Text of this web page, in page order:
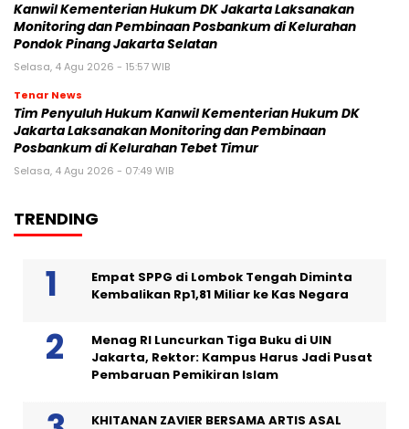
Kanwil Kementerian Hukum DK Jakarta Laksanakan
Monitoring dan Pembinaan Posbankum di Kelurahan
Pondok Pinang Jakarta Selatan
Selasa, 4 Agu 2026 - 15:57 WIB
Tenar News
Tim Penyuluh Hukum Kanwil Kementerian Hukum DK
Jakarta Laksanakan Monitoring dan Pembinaan
Posbankum di Kelurahan Tebet Timur
Selasa, 4 Agu 2026 - 07:49 WIB
TRENDING
Empat SPPG di Lombok Tengah Diminta
Kembalikan Rp1,81 Miliar ke Kas Negara
Menag RI Luncurkan Tiga Buku di UIN
Jakarta, Rektor: Kampus Harus Jadi Pusat
Pembaruan Pemikiran Islam
KHITANAN ZAVIER BERSAMA ARTIS ASAL